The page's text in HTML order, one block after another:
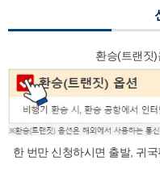
환승(트랜짓
한 번만 신청하시면 출발, 귀